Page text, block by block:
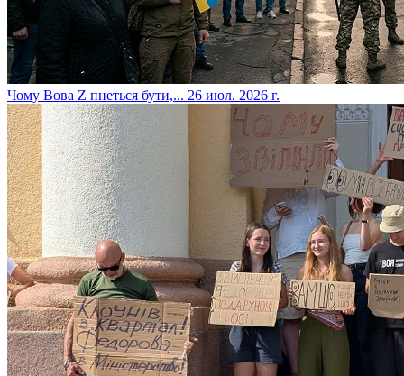
​Чому Вова Z пнеться бути,... 26 июл. 2026 г.